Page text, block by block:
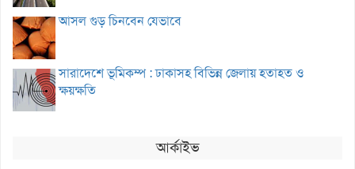
আসল গুড় চিনবেন যেভাবে
সারাদেশে ভূমিকম্প : ঢাকাসহ বিভিন্ন জেলায় হতাহত ও
ক্ষয়ক্ষতি
আর্কাইভ